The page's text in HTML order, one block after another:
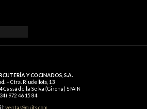
Y COCINADOS, S.A.
– Ctra. Riudellots, 13
Cassà de la Selva (Girona) SPAIN
972 46 15 84
ventas@cuits.com